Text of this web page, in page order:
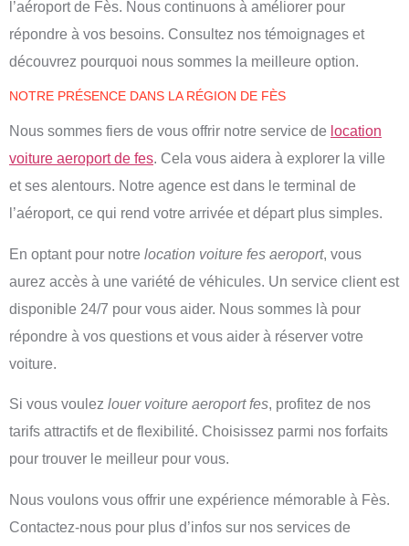
l’aéroport de Fès. Nous continuons à améliorer pour
répondre à vos besoins. Consultez nos témoignages et
découvrez pourquoi nous sommes la meilleure option.
NOTRE PRÉSENCE DANS LA RÉGION DE FÈS
Nous sommes fiers de vous offrir notre service de location
voiture aeroport de fes. Cela vous aidera à explorer la ville
et ses alentours. Notre agence est dans le terminal de
l’aéroport, ce qui rend votre arrivée et départ plus simples.
En optant pour notre location voiture fes aeroport, vous
aurez accès à une variété de véhicules. Un service client est
disponible 24/7 pour vous aider. Nous sommes là pour
répondre à vos questions et vous aider à réserver votre
voiture.
Si vous voulez louer voiture aeroport fes, profitez de nos
tarifs attractifs et de flexibilité. Choisissez parmi nos forfaits
pour trouver le meilleur pour vous.
Nous voulons vous offrir une expérience mémorable à Fès.
Contactez-nous pour plus d’infos sur nos services de